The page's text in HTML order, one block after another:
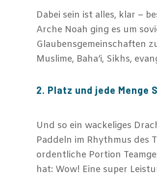
Dabei sein ist alles, klar –
Arche Noah ging es um
Glaubensgemeinschaften
Muslime, Baha’i, Sikhs,
2. Platz und jede Menge
Und so ein wackeliges
Paddeln im Rhythmus des
ordentliche Portion
hat: Wow! Eine super